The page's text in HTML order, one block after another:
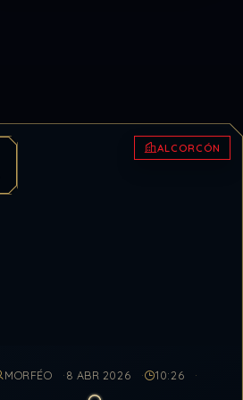
ALCORCÓN
MORFÉO 8 ABR 2026 10:26